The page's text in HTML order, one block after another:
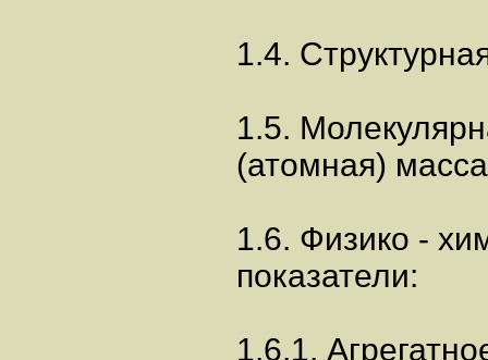
1.4.
1.5.
(атомная)
1.6. Физико -
показатели:
1.6.1.